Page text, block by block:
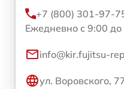
+7 (800) 301-97-
Ежедневно с 9:00
info@kir.fujitsu-
ул. Воровского,